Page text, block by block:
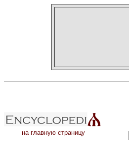
на главную страницу